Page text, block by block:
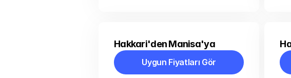
Hakkari'den Manisa'ya
Uygun Fiyatları Gör
Uygun Fiyatları Gör